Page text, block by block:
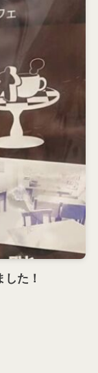
た！